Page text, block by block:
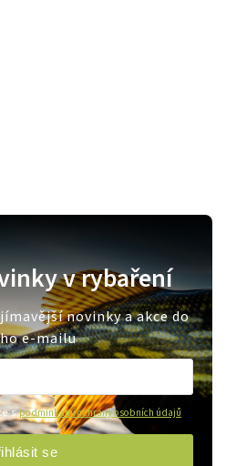
v rybaření
novinky a akce do
e-mailu
spodmínkami ochrany osobních údajů
se